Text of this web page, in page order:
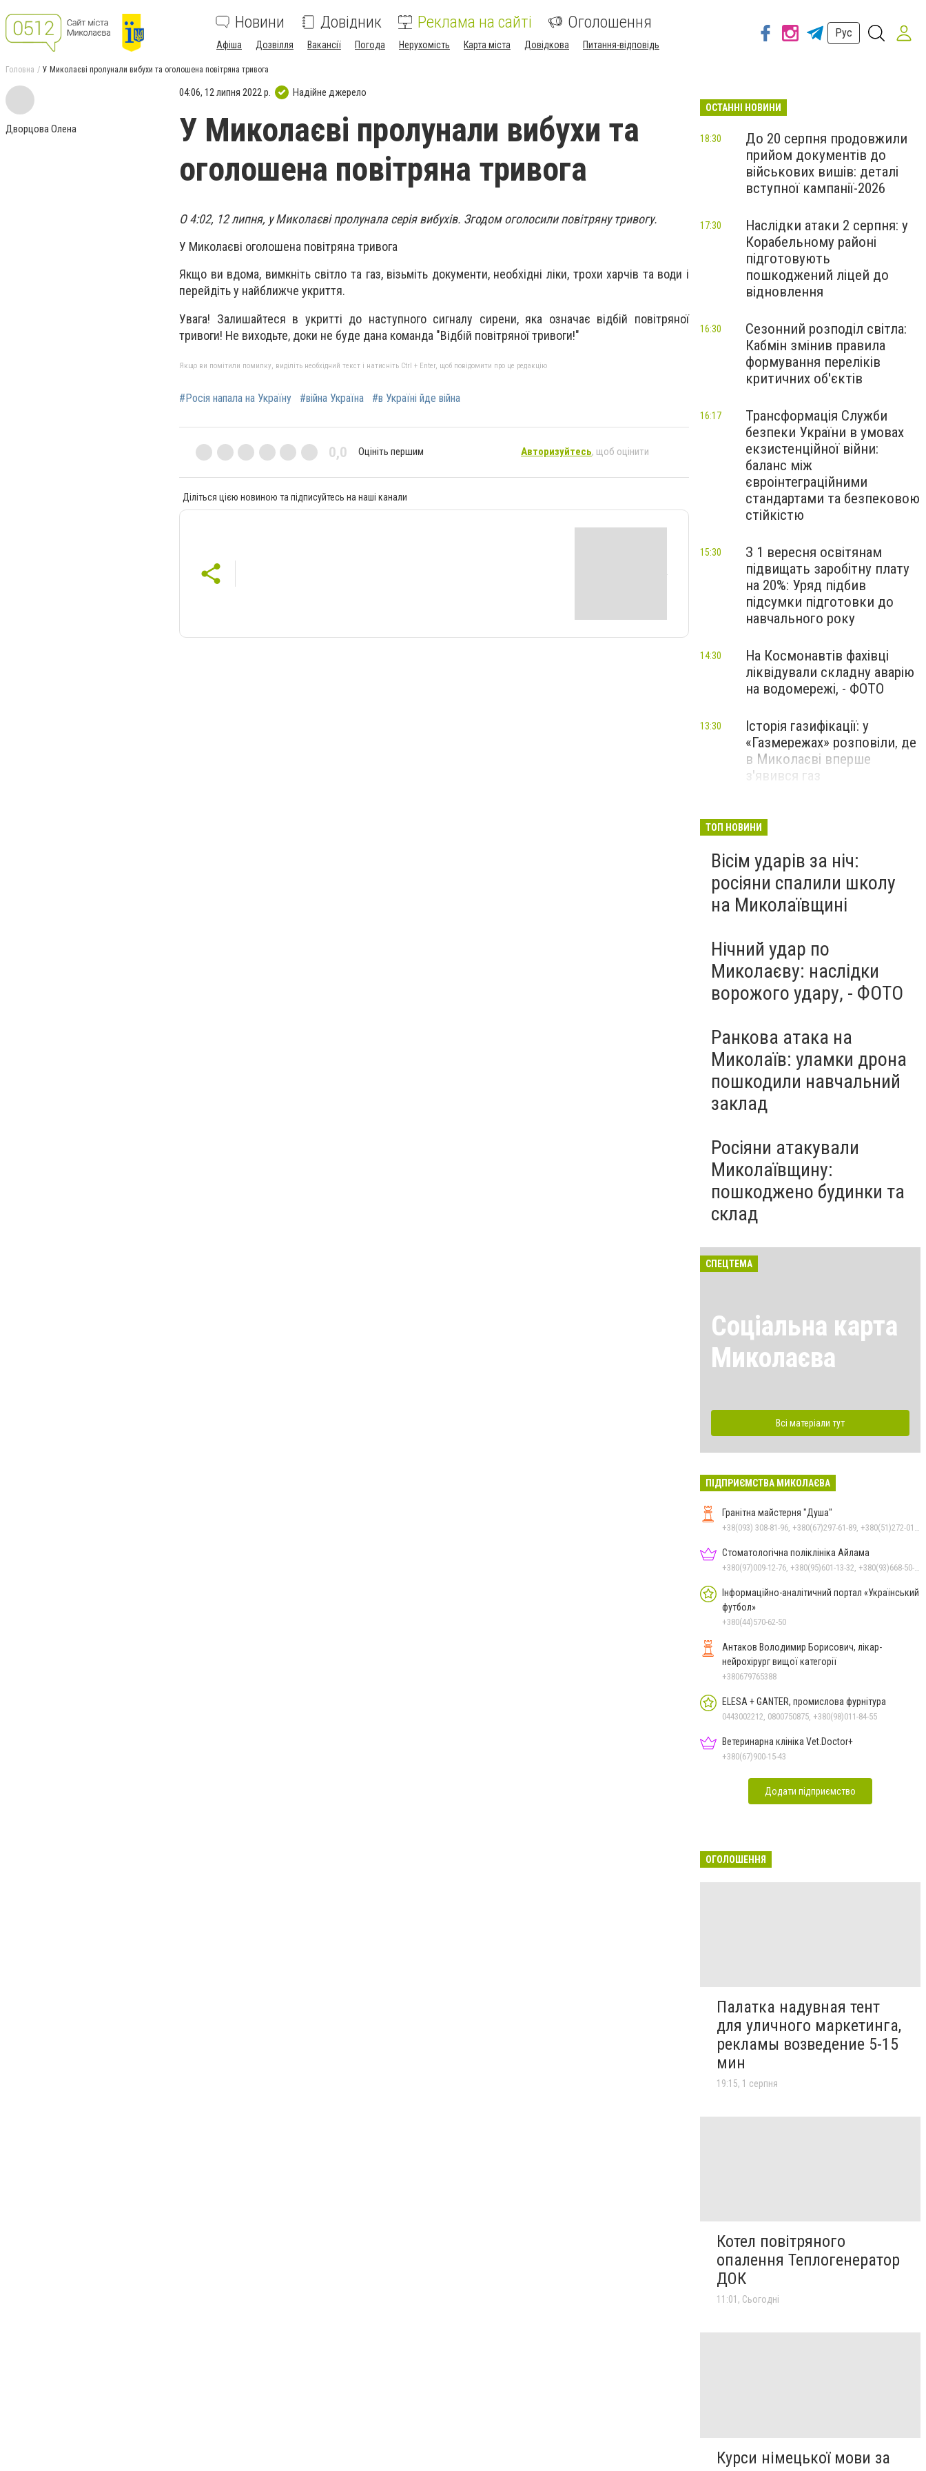
Новини Довідник Реклама на сайті Оголошення
Афіша Дозвілля Вакансії Погода Нерухомість Карта міста Довідкова Питання-відповідь
Рус
Головна У Миколаєві пролунали вибухи та оголошена повітряна тривога
Дворцова Олена
04:06, 12 липня 2022 р. Надійне джерело
У Миколаєві пролунали вибухи та
оголошена повітряна тривога
О 4:02, 12 липня, у Миколаєві пролунала серія вибухів. Згодом оголосили повітряну тривогу.
У Миколаєві оголошена повітряна тривога
Якщо ви вдома, вимкніть світло та газ, візьміть документи, необхідні ліки, трохи харчів та води і
перейдіть у найближче укриття.
Увага! Залишайтеся в укритті до наступного сигналу сирени, яка означає відбій повітряної
тривоги! Не виходьте, доки не буде дана команда "Відбій повітряної тривоги!"
Якщо ви помітили помилку, виділіть необхідний текст і натисніть Ctrl + Enter, щоб повідомити про це редакцію
#Росія напала на Україну #війна Україна #в Україні йде війна
0,0 Оцініть першим Авторизуйтесь, щоб оцінити
Діліться цією новиною та підписуйтесь на наші канали
ОСТАННІ НОВИНИ
До 20 серпня продовжили
прийом документів до
військових вишів: деталі
вступної кампанії-2026
18:30
Наслідки атаки 2 серпня: у
Корабельному районі
підготовують
пошкоджений ліцей до
відновлення
17:30
Сезонний розподіл світла:
Кабмін змінив правила
формування переліків
критичних об'єктів
16:30
Трансформація Служби
безпеки України в умовах
екзистенційної війни:
баланс між
євроінтеграційними
стандартами та безпековою
стійкістю
16:17
З 1 вересня освітянам
підвищать заробітну плату
на 20%: Уряд підбив
підсумки підготовки до
навчального року
15:30
На Космонавтів фахівці
ліквідували складну аварію
на водомережі, - ФОТО
14:30
Історія газифікації: у
«Газмережах» розповіли, де
в Миколаєві вперше
з'явився газ
13:30
Миколаєві 2026: шукаємо
перезавантаження
ПАРТНЕРСЬКИЙ СПЕЦПРОЄКТ
ТОП НОВИНИ
Вісім ударів за ніч:
росіяни спалили школу
на Миколаївщині
Нічний удар по
Миколаєву: наслідки
ворожого удару, - ФОТО
Ранкова атака на
Миколаїв: уламки дрона
пошкодили навчальний
заклад
Росіяни атакували
Миколаївщину:
пошкоджено будинки та
склад
СПЕЦТЕМА
Соціальна карта
Миколаєва
Всі матеріали тут
ПІДПРИЄМСТВА МИКОЛАЄВА
Гранітна майстерня "Душа"
Стоматологічна поліклініка Айлама
Інформаційно-аналітичний портал «Український
футбол»
+380(44)570-62-50
Антаков Володимир Борисович, лікар-
нейрохірург вищої категорії
+380679765388
ELESA + GANTER, промислова фурнітура
0443002212, 0800750875, +380(98)011-84-55
Ветеринарна клініка Vet.Doctor+
+380(67)900-15-43
Додати підприємство
ОГОЛОШЕННЯ
Палатка надувная тент
для уличного маркетинга,
рекламы возведение 5-15
мин
19:15, 1 серпня
Котел повітряного
опалення Теплогенератор
ДОК
11:01, Сьогодні
Курси німецької мови за